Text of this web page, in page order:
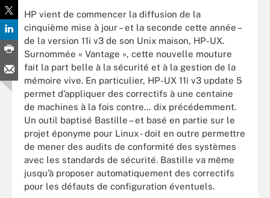
HP vient de commencer la diffusion de la
cinquième mise à jour – et la seconde cette année –
de la version 11i v3 de son Unix maison, HP-UX.
Surnommée « Vantage », cette nouvelle mouture
fait la part belle à la sécurité et à la gestion de la
mémoire vive. En particulier, HP-UX 11i v3 update 5
permet d’appliquer des correctifs à une centaine
de machines à la fois contre… dix précédemment.
Un outil baptisé Bastille – et basé en partie sur le
projet éponyme pour Linux - doit en outre permettre
de mener des audits de conformité des systèmes
avec les standards de sécurité. Bastille va même
jusqu’à proposer automatiquement des correctifs
pour les défauts de configuration éventuels.